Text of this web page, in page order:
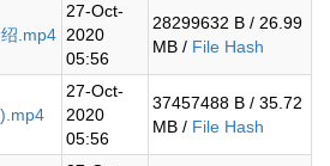
.mp4
27-Oct-
2020
05:56
28299632 B / 26.99
MB / File Hash
27-Oct-
2020
05:56
37457488 B / 35.72
MB / File Hash